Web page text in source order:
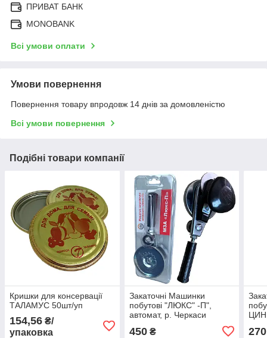
ПРИВАТ БАНК
MONOBANK
Всі умови оплати
Умови повернення
Повернення товару впродовж 14 днів за домовленістю
Всі умови повернення
Подібні товари компанії
Кришки для консервації
ТАЛАМУС 50шт/уп
154,56 ₴/
упаковка
Закаточні Машинки
побутові "ЛЮКС" -П",
автомат, р. Черкаси
450₴ 270